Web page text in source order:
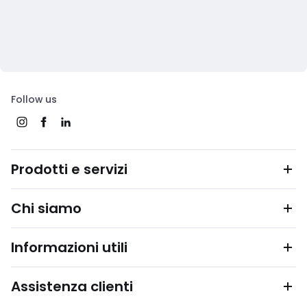
Follow us
Prodotti e servizi
Chi siamo
Informazioni utili
Assistenza clienti